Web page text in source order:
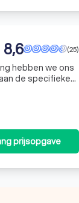
(25)
8,6
hebben we ons
de specifieke
prijsopgave